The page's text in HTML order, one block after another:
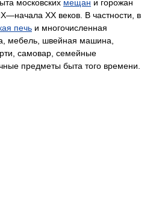
московских мещан и горожан
XX веков. В частности, в
печь и многочисленная
мебель, швейная машина,
самовар, семейные
предметы быта того времени.